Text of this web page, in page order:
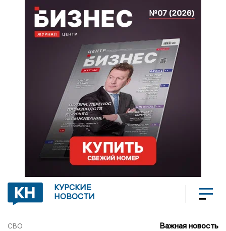
КУРСКИЕ
НОВОСТИ
СВО Важная новость